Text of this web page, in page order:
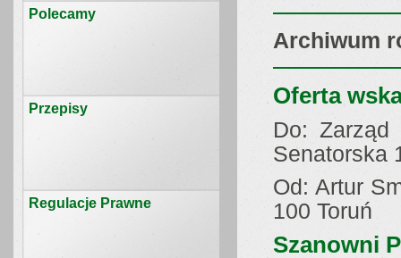
Polecamy
Przepisy
Regulacje Prawne
Archiwum
Oferta
Do: Zarząd
Senatorska
Od: Artur
100 Toruń
Szanowni